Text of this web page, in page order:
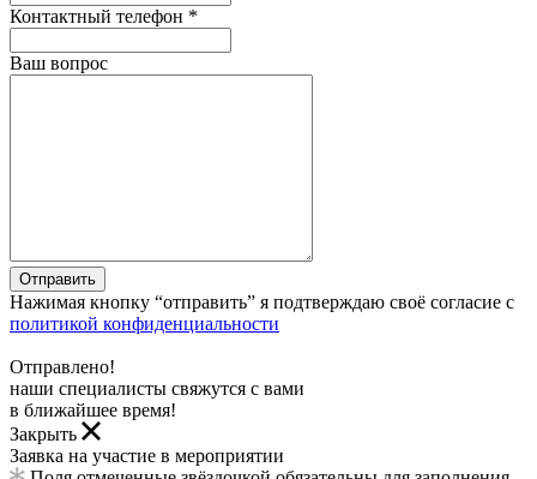
Контактный телефон *
Ваш вопрос
Отправить
Нажимая кнопку “отправить” я подтверждаю своё согласие с
политикой конфиденциальности
Отправлено!
наши специалисты свяжутся с вами
в ближайшее время!
Закрыть
Заявка на участие в мероприятии